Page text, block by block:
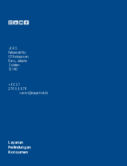
Jl. RS.
Fatmawati No.
07 Kebayoran
Baru, Jakarta
Selatan
12140
+62 21
27899978
caren@bayarind.id
Layanan
Perlindungan
Konsumen